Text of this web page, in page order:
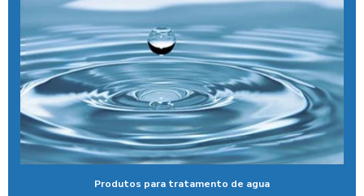
Aspirador self service preço
Aspirador self service com qr code
Bomba de alta pressão com controle remoto
Bomba para lavar caminhão
Cal liquida para tratamento de agua
Cal para tratamento de água
Calibrador pneu moedeiroProdutos para tratamento de agua